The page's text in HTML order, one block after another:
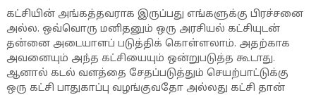
கட்சியின் அங்கத்தவராக இருப்பது எங்களுக்கு பிரச்சனை
அல்ல. ஒவ்வொரு மனிதனும் ஒரு அரசியல் கட்சியுடன்
தன்னை அடையாளப் படுத்திக் கொள்ளலாம். அதற்காக
அவனையும் அந்த கட்சியையும் ஒன்றுபடுத்த கூடாது.
ஆனால் கடல் வளத்தை சேதப்படுத்தும் செயற்பாட்டுக்கு
ஒரு கட்சி பாதுகாப்பு வழங்குவதோ அல்லது கட்சி தான்